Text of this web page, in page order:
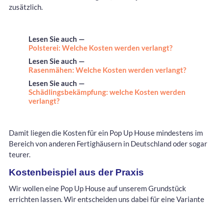
zusätzlich.
Lesen Sie auch —
Polsterei: Welche Kosten werden verlangt?
Lesen Sie auch —
Rasenmähen: Welche Kosten werden verlangt?
Lesen Sie auch —
Schädlingsbekämpfung: welche Kosten werden
verlangt?
Damit liegen die Kosten für ein Pop Up House mindestens im
Bereich von anderen Fertighäusern in Deutschland oder sogar
teurer.
Kostenbeispiel aus der Praxis
Wir wollen eine Pop Up House auf unserem Grundstück
errichten lassen. Wir entscheiden uns dabei für eine Variante